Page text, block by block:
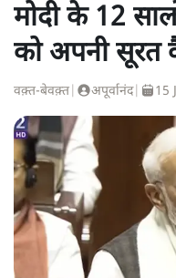
मोदी के 12
को अपनी सूरत
वक़्त-बेवक़्त अपूर्वानंद| 15